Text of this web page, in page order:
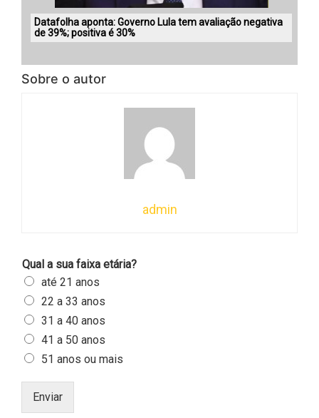
Datafolha aponta: Governo Lula tem avaliação negativa
de 39%; positiva é 30%
Sobre o autor
admin
Qual a sua faixa etária?
até 21 anos
22 a 33 anos
31 a 40 anos
41 a 50 anos
51 anos ou mais
Enviar